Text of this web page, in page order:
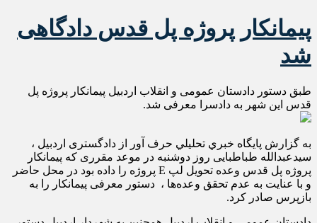
پیمانکار پروژه پل قدس دادگاهی
شد
طبق دستور دادستان عمومی و انقلاب اردبیل پیمانکار پروژه پل
قدس این شهر به دادسرا معرفی شد.
به گزارش پايگاه خبري تحليلي حرف آور از دادگستری اردبیل ،
سیدعبدالله طباطبایی روز دوشنبه در موعد مقرری که پیمانکار
پروژه پل قدس وعده تحویل لپ E پروژه را داده بود در محل حاضر
و با عنایت به عدم تحقق وعده‌ها ، دستور معرفی پیمانکار را به
بازپرس صادر کرد.